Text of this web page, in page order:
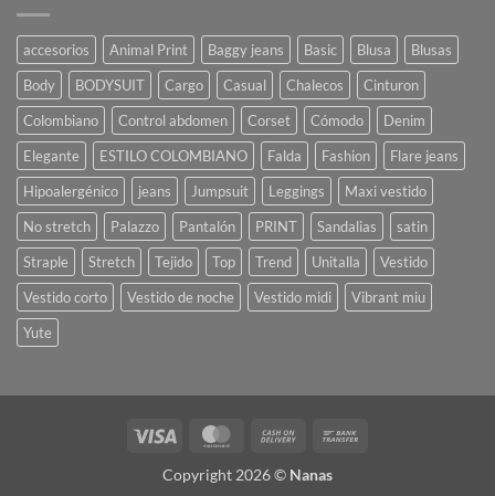
accesorios Animal Print Baggy jeans Basic Blusa
Blusas
Body
BODYSUIT Cargo Casual Chalecos
Cinturon
Colombiano
Control abdomen Corset Cómodo
Denim
Elegante
ESTILO COLOMBIANO Falda Fashion
Flare jeans
Hipoalergénico
jeans Jumpsuit Leggings
Maxi vestido
No stretch
Palazzo Pantalón PRINT Sandalias
satin
Straple
Stretch Tejido Top Trend Unitalla
Vestido
Vestido corto
Vestido de noche Vestido midi
Vibrant miu
Yute
Copyright 2026 © Nanas